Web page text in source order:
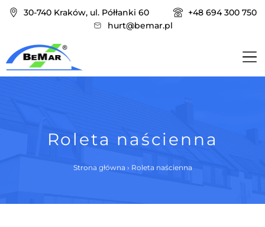
30-740 Kraków, ul. Półłanki 60
+48 694 300 750
hurt@bemar.pl
Roleta naścienna
Strona główna › Roleta naścienna